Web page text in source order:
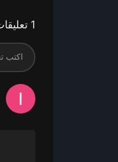
1 تعليقات